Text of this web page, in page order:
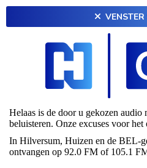
Helaas is de door u gekozen audio
beluisteren. Onze excuses voor het
In Hilversum, Huizen en de BEL-
ontvangen op 92.0 FM of 105.1